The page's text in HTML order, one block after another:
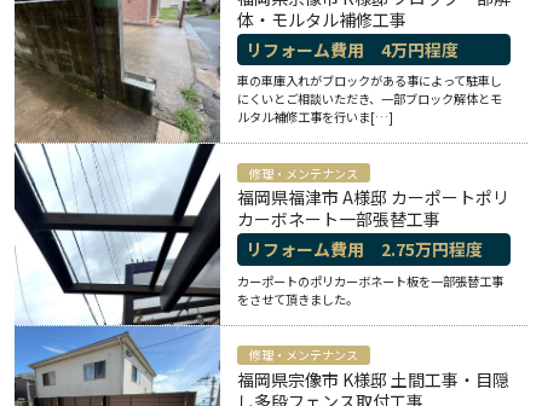
体・モルタル補修工事
リフォーム費用 4万円程度
車の車庫入れがブロックがある事によって駐車し
にくいとご相談いただき、一部ブロック解体とモ
ルタル補修工事を行いま[…]
修理・メンテナンス
福岡県福津市 A様邸 カーポートポリ
カーボネート一部張替工事
リフォーム費用 2.75万円程度
カーポートのポリカーボネート板を一部張替工事
をさせて頂きました。
修理・メンテナンス
福岡県宗像市 K様邸 土間工事・目隠
し多段フェンス取付工事